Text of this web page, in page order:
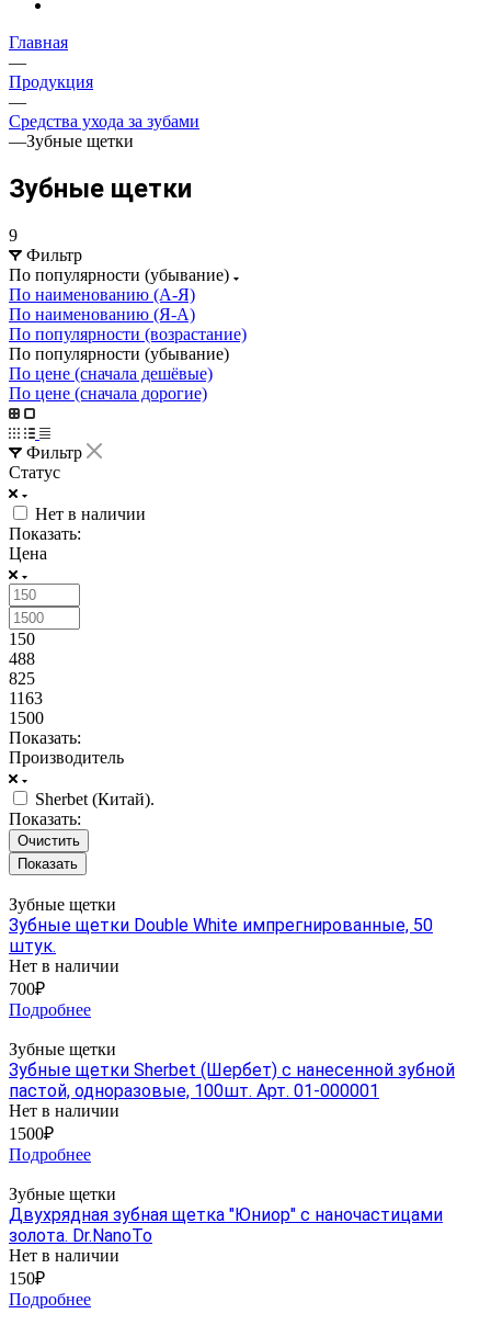
Главная
—
Продукция
—
Средства ухода за зубами
—Зубные щетки
Зубные щетки
9
Фильтр
По популярности (убывание)
По наименованию (А-Я)
По наименованию (Я-А)
По популярности (возрастание)
По популярности (убывание)
По цене (сначала дешёвые)
По цене (сначала дорогие)
Фильтр
Статус
Нет в наличии
Показать:
Цена
150
488
825
1163
1500
Показать:
Производитель
Sherbet (Китай).
Показать:
Очистить
Зубные щетки
Зубные щетки Double White импрегнированные, 50
штук.
Нет в наличии
700₽
Подробнее
Зубные щетки
Зубные щетки Sherbet (Шербет) с нанесенной зубной
пастой, одноразовые, 100шт. Арт. 01-000001
Нет в наличии
1500₽
Подробнее
Зубные щетки
Двухрядная зубная щетка "Юниор" с наночастицами
золота. Dr.NanoTo
Нет в наличии
150₽
Подробнее